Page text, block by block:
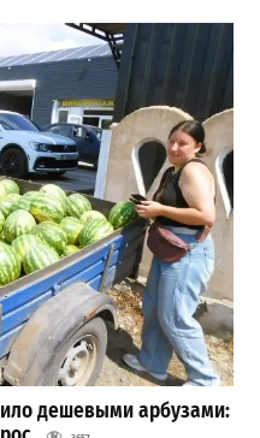
дешевыми арбузами: